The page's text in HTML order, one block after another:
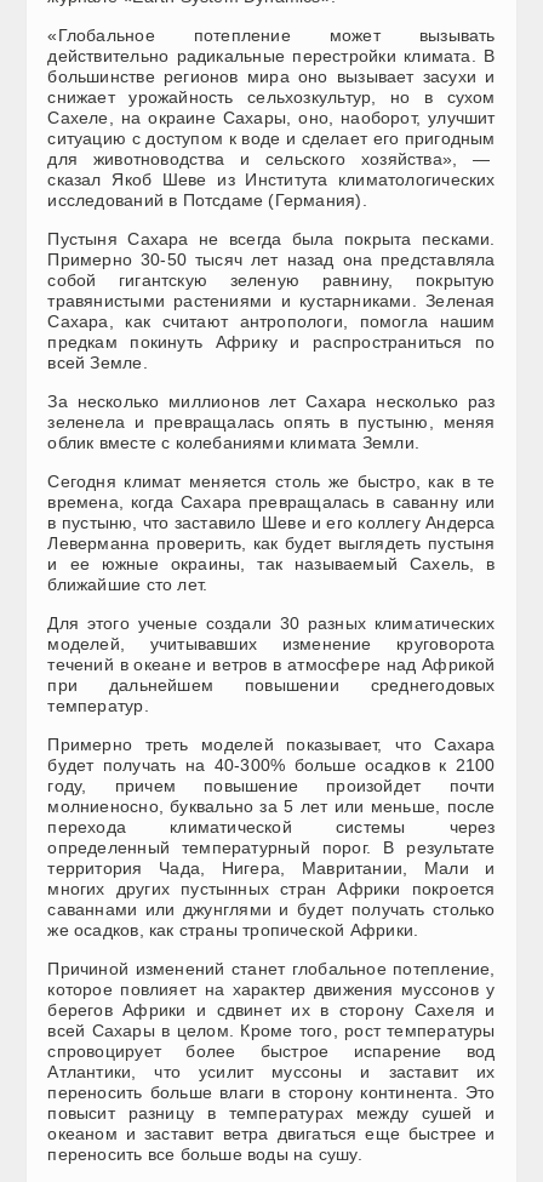
«Глобальное потепление может вызывать
действительно радикальные перестройки климата. В
большинстве регионов мира оно вызывает засухи и
снижает урожайность сельхозкультур, но в сухом
Сахеле, на окраине Сахары, оно, наоборот, улучшит
ситуацию с доступом к воде и сделает его пригодным
для животноводства и сельского хозяйства», —
сказал Якоб Шеве из Института климатологических
исследований в Потсдаме (Германия).
Пустыня Сахара не всегда была покрыта песками.
Примерно 30-50 тысяч лет назад она представляла
собой гигантскую зеленую равнину, покрытую
травянистыми растениями и кустарниками. Зеленая
Сахара, как считают антропологи, помогла нашим
предкам покинуть Африку и распространиться по
всей Земле.
За несколько миллионов лет Сахара несколько раз
зеленела и превращалась опять в пустыню, меняя
облик вместе с колебаниями климата Земли.
Сегодня климат меняется столь же быстро, как в те
времена, когда Сахара превращалась в саванну или
в пустыню, что заставило Шеве и его коллегу Андерса
Леверманна проверить, как будет выглядеть пустыня
и ее южные окраины, так называемый Сахель, в
ближайшие сто лет.
Для этого ученые создали 30 разных климатических
моделей, учитывавших изменение круговорота
течений в океане и ветров в атмосфере над Африкой
при дальнейшем повышении среднегодовых
температур.
Примерно треть моделей показывает, что Сахара
будет получать на 40-300% больше осадков к 2100
году, причем повышение произойдет почти
молниеносно, буквально за 5 лет или меньше, после
перехода климатической системы через
определенный температурный порог. В результате
территория Чада, Нигера, Мавритании, Мали и
многих других пустынных стран Африки покроется
саваннами или джунглями и будет получать столько
же осадков, как страны тропической Африки.
Причиной изменений станет глобальное потепление,
которое повлияет на характер движения муссонов у
берегов Африки и сдвинет их в сторону Сахеля и
всей Сахары в целом. Кроме того, рост температуры
спровоцирует более быстрое испарение вод
Атлантики, что усилит муссоны и заставит их
переносить больше влаги в сторону континента. Это
повысит разницу в температурах между сушей и
океаном и заставит ветра двигаться еще быстрее и
переносить все больше воды на сушу.